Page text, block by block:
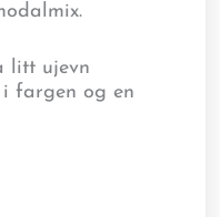
litt ujevn
i fargen og en